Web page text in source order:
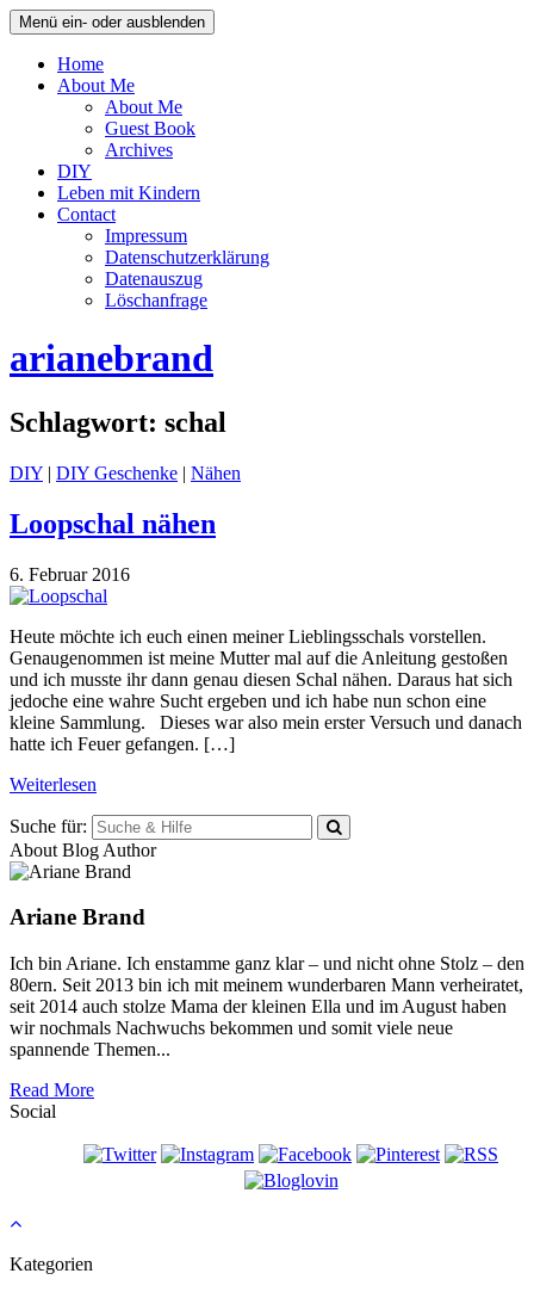
Menü ein- oder ausblenden
Home
About Me
About Me
Guest Book
Archives
DIY
Leben mit Kindern
Contact
Impressum
Datenschutzerklärung
Datenauszug
Löschanfrage
arianebrand
Schlagwort: schal
DIY | DIY Geschenke | Nähen
Loopschal nähen
6. Februar 2016
Heute möchte ich euch einen meiner Lieblingsschals vorstellen.
Genaugenommen ist meine Mutter mal auf die Anleitung gestoßen
und ich musste ihr dann genau diesen Schal nähen. Daraus hat sich
jedoche eine wahre Sucht ergeben und ich habe nun schon eine
kleine Sammlung. Dieses war also mein erster Versuch und danach
hatte ich Feuer gefangen. […]
Weiterlesen
Suche für:
About Blog Author
Ariane Brand
Ich bin Ariane. Ich enstamme ganz klar – und nicht ohne Stolz – den
80ern. Seit 2013 bin ich mit meinem wunderbaren Mann verheiratet,
seit 2014 auch stolze Mama der kleinen Ella und im August haben
wir nochmals Nachwuchs bekommen und somit viele neue
spannende Themen...
Read More
Social
Kategorien